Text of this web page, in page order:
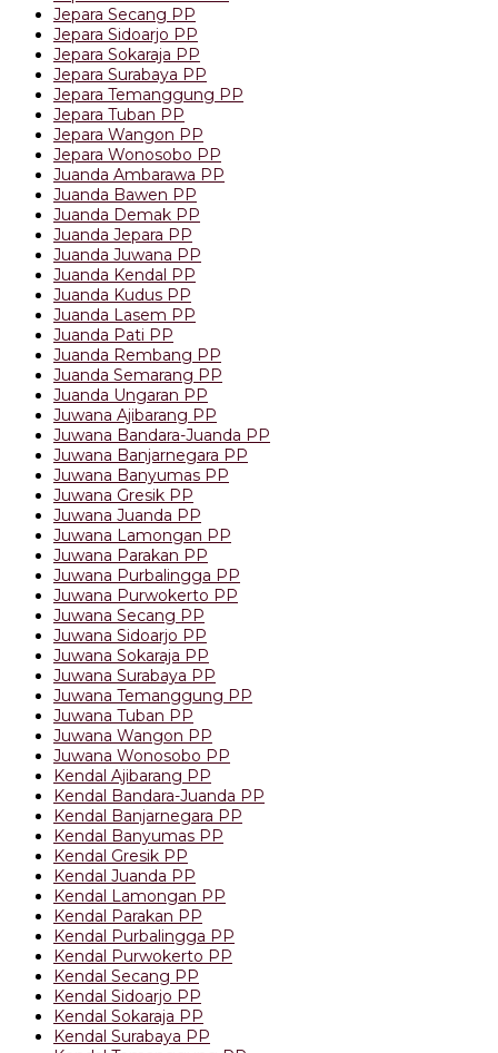
Jepara Secang PP
Jepara Sidoarjo PP
Jepara Sokaraja PP
Jepara Surabaya PP
Jepara Temanggung PP
Jepara Tuban PP
Jepara Wangon PP
Jepara Wonosobo PP
Juanda Ambarawa PP
Juanda Bawen PP
Juanda Demak PP
Juanda Jepara PP
Juanda Juwana PP
Juanda Kendal PP
Juanda Kudus PP
Juanda Lasem PP
Juanda Pati PP
Juanda Rembang PP
Juanda Semarang PP
Juanda Ungaran PP
Juwana Ajibarang PP
Juwana Bandara-Juanda PP
Juwana Banjarnegara PP
Juwana Banyumas PP
Juwana Gresik PP
Juwana Juanda PP
Juwana Lamongan PP
Juwana Parakan PP
Juwana Purbalingga PP
Juwana Purwokerto PP
Juwana Secang PP
Juwana Sidoarjo PP
Juwana Sokaraja PP
Juwana Surabaya PP
Juwana Temanggung PP
Juwana Tuban PP
Juwana Wangon PP
Juwana Wonosobo PP
Kendal Ajibarang PP
Kendal Bandara-Juanda PP
Kendal Banjarnegara PP
Kendal Banyumas PP
Kendal Gresik PP
Kendal Juanda PP
Kendal Lamongan PP
Kendal Parakan PP
Kendal Purbalingga PP
Kendal Purwokerto PP
Kendal Secang PP
Kendal Sidoarjo PP
Kendal Sokaraja PP
Kendal Surabaya PP